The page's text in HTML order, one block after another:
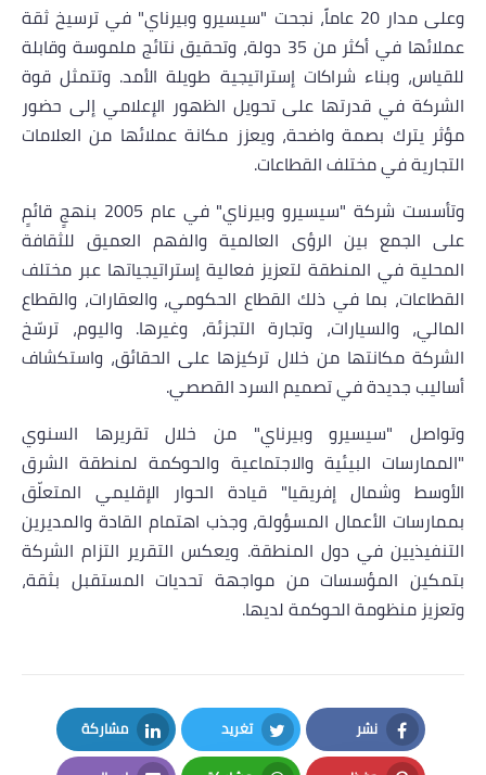
وعلى مدار 20 عاماً، نجحت "سيسيرو وبيرناي" في ترسيخ ثقة
عملائها في أكثر من 35 دولة، وتحقيق نتائج ملموسة وقابلة
للقياس، وبناء شراكات إستراتيجية طويلة الأمد. وتتمثل قوة
الشركة في قدرتها على تحويل الظهور الإعلامي إلى حضور
مؤثر يترك بصمة واضحة، ويعزز مكانة عملائها من العلامات
التجارية في مختلف القطاعات.
وتأسست شركة "سيسيرو وبيرناي" في عام 2005 بنهجٍ قائمٍ
على الجمع بين الرؤى العالمية والفهم العميق للثقافة
المحلية في المنطقة لتعزيز فعالية إستراتيجياتها عبر مختلف
القطاعات، بما في ذلك القطاع الحكومي، والعقارات، والقطاع
المالي، والسيارات، وتجارة التجزئة، وغيرها. واليوم، ترسّخ
الشركة مكانتها من خلال تركيزها على الحقائق، واستكشاف
أساليب جديدة في تصميم السرد القصصي.
وتواصل "سيسيرو وبيرناي" من خلال تقريرها السنوي
"الممارسات البيئية والاجتماعية والحوكمة لمنطقة الشرق
الأوسط وشمال إفريقيا" قيادة الحوار الإقليمي المتعلّق
بممارسات الأعمال المسؤولة، وجذب اهتمام القادة والمديرين
التنفيذيين في دول المنطقة. ويعكس التقرير التزام الشركة
بتمكين المؤسسات من مواجهة تحديات المستقبل بثقة،
وتعزيز منظومة الحوكمة لديها.
نشر
Facebook
تغريد
Twitter
مشاركة
LinkedIn